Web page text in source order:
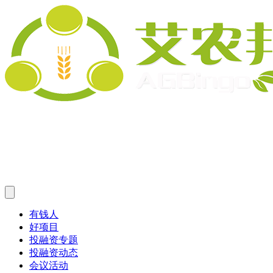
有钱人
好项目
投融资专题
投融资动态
会议活动